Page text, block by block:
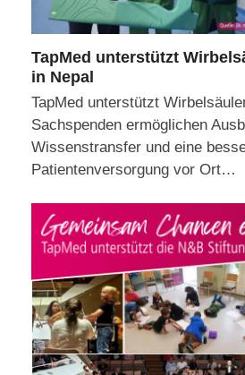
TapMed unterstützt
in Nepal
TapMed unterstützt
Sachspenden ermöglichen
Wissenstransfer und eine
Patientenversorgung vor Ort…